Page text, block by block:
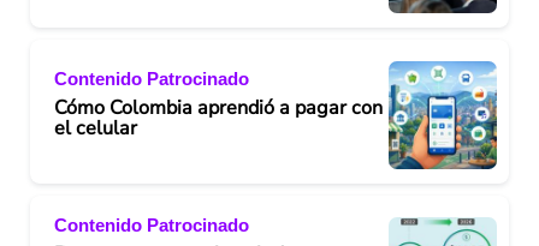
Contenido Patrocinado
Cómo Colombia aprendió a pagar con
el celular
Contenido Patrocinado